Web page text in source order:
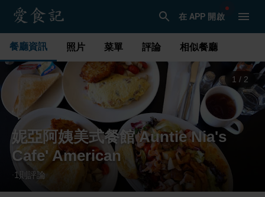
在 APP 開啟
餐廳資訊 照片 菜單 評論 相似餐廳
1 / 2
妮亞阿姨美式餐館 Auntie Nia's
Cafe' American
·1則評論